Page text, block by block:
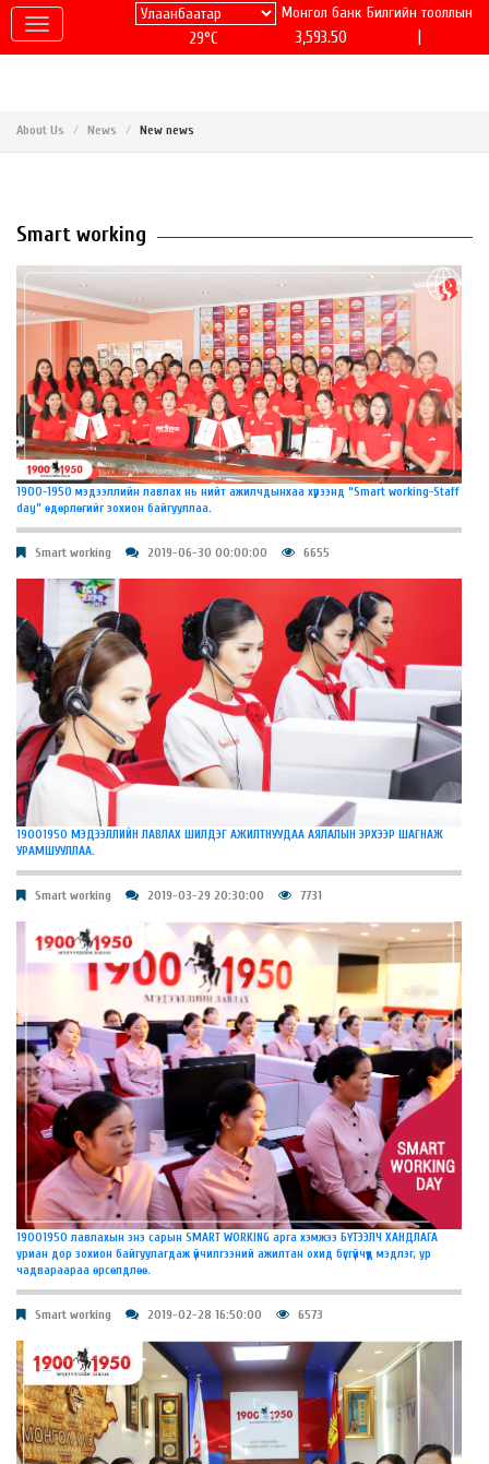
29°C
Монгол банк
3,593.50
Билгийн тооллын
About Us News New news
Smart working
1900-1950 мэдээллийн лавлах нь нийт ажилчдынхаа хүрээнд “Smart working-Staff
day” өдөрлөгийг зохион байгууллаа.
Smart working 2019-06-30 00:00:00 6655
19001950 МЭДЭЭЛЛИЙН ЛАВЛАХ ШИЛДЭГ АЖИЛТНУУДАА АЯЛАЛЫН ЭРХЭЭР ШАГНАЖ
УРАМШУУЛЛАА.
Smart working 2019-03-29 20:30:00 7731
19001950 лавлахын энэ сарын SMART WORKING арга хэмжээ БҮТЭЭЛЧ ХАНДЛАГА
уриан дор зохион байгуулагдаж үйчилгээний ажилтан охид бүсгүйчүүд мэдлэг, ур
чадвараараа өрсөлдлөө.
Smart working 2019-02-28 16:50:00 6573